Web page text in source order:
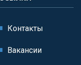
Контакты
Вакансии